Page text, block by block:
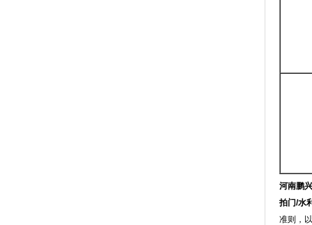
河南鹏
拍门/水
准则，